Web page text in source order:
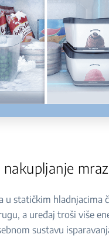
u statičkim hladnjacima
a uređaj troši više
sustavu